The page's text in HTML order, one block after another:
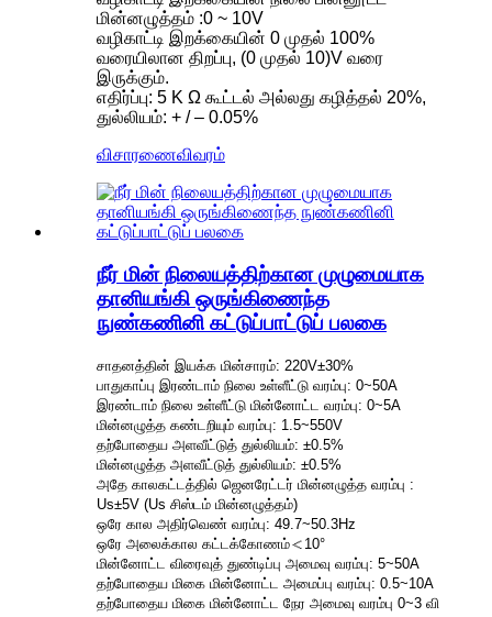
மின்னழுத்தம் :0 ~ 10V
வழிகாட்டி இறக்கையின் 0 முதல் 100%
வரையிலான திறப்பு, (0 முதல் 10)V வரை
இருக்கும்.
எதிர்ப்பு: 5 Κ Ω கூட்டல் அல்லது கழித்தல் 20%,
துல்லியம்: + / – 0.05%
விசாரணைவிவரம்
நீர் மின் நிலையத்திற்கான முழுமையாக
தானியங்கி ஒருங்கிணைந்த
நுண்கணினி கட்டுப்பாட்டுப் பலகை
சாதனத்தின் இயக்க மின்சாரம்: 220V±30%
பாதுகாப்பு இரண்டாம் நிலை உள்ளீட்டு வரம்பு: 0~50A
இரண்டாம் நிலை உள்ளீட்டு மின்னோட்ட வரம்பு: 0~5A
மின்னழுத்த கண்டறியும் வரம்பு: 1.5~550V
தற்போதைய அளவீட்டுத் துல்லியம்: ±0.5%
மின்னழுத்த அளவீட்டுத் துல்லியம்: ±0.5%
அதே காலகட்டத்தில் ஜெனரேட்டர் மின்னழுத்த வரம்பு :
Us±5V (Us சிஸ்டம் மின்னழுத்தம்)
ஒரே கால அதிர்வெண் வரம்பு: 49.7~50.3Hz
ஒரே அலைக்கால கட்டக்கோணம்＜10°
மின்னோட்ட விரைவுத் துண்டிப்பு அமைவு வரம்பு: 5~50A
தற்போதைய மிகை மின்னோட்ட அமைப்பு வரம்பு: 0.5~10A
தற்போதைய மிகை மின்னோட்ட நேர அமைவு வரம்பு 0~3 வி